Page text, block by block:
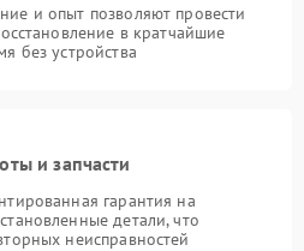
и опыт позволяют провести
в кратчайшие
без устройства
и запчасти
гарантия на
детали, что
неисправностей